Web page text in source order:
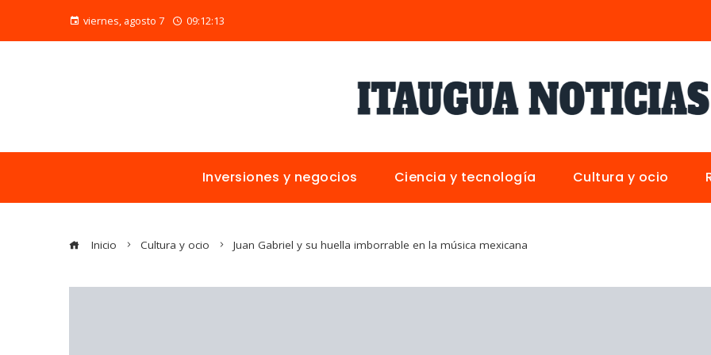
viernes, agosto 7 09:12:13
Inversiones y negocios Ciencia y tecnología Cultura y ocio
Inicio Cultura y ocio Juan Gabriel y su huella imborrable en la música mexicana